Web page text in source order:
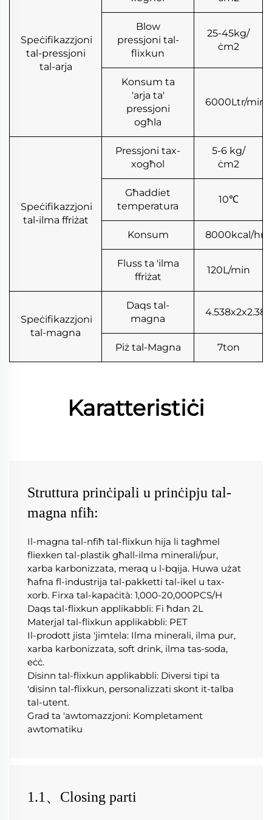
Speċifikazzjoni
tal-pressjoni
tal-arja
Blow
pressjoni tal-
flixkun
25-45kg/
ċm2
Konsum ta
'arja ta'
pressjoni
ogħla
6000Ltr/min
Speċifikazzjoni
tal-ilma ffriżat
Pressjoni tax-
xogħol
5-6 kg/
ċm2
Għaddiet
temperatura
10℃
Konsum 8000kcal/hr
Fluss ta 'ilma
ffriżat
120L/min
Speċifikazzjoni
tal-magna
Daqs tal-
magna
4.538x2x2.38
Piż tal-Magna 7ton
Karatteristiċi
Struttura prinċipali u prinċipju tal-
magna nfiħ:
Il-magna tal-nfiħ tal-flixkun hija li tagħmel
fliexken tal-plastik għall-ilma minerali/pur,
xarba karbonizzata, meraq u l-bqija. Huwa użat
ħafna fl-industrija tal-pakketti tal-ikel u tax-
xorb. Firxa tal-kapaċità: 1,000-20,000PCS/H
Daqs tal-flixkun applikabbli: Fi ħdan 2L
Materjal tal-flixkun applikabbli: PET
Il-prodott jista 'jimtela: Ilma minerali, ilma pur,
xarba karbonizzata, soft drink, ilma tas-soda,
eċċ.
Disinn tal-flixkun applikabbli: Diversi tipi ta
'disinn tal-flixkun, personalizzati skont it-talba
tal-utent.
Grad ta 'awtomazzjoni: Kompletament
awtomatiku
1.1、Closing parti